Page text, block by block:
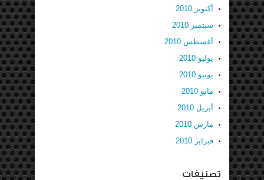
أكتوبر 2010
سبتمبر 2010
أغسطس 2010
يوليو 2010
يونيو 2010
مايو 2010
أبريل 2010
مارس 2010
فبراير 2010
تصنيفات